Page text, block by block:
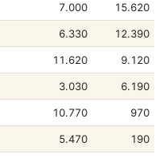
7.000 15.620
6.330 12.390
11.620 9.120
3.030 6.190
10.770 970
5.470 190